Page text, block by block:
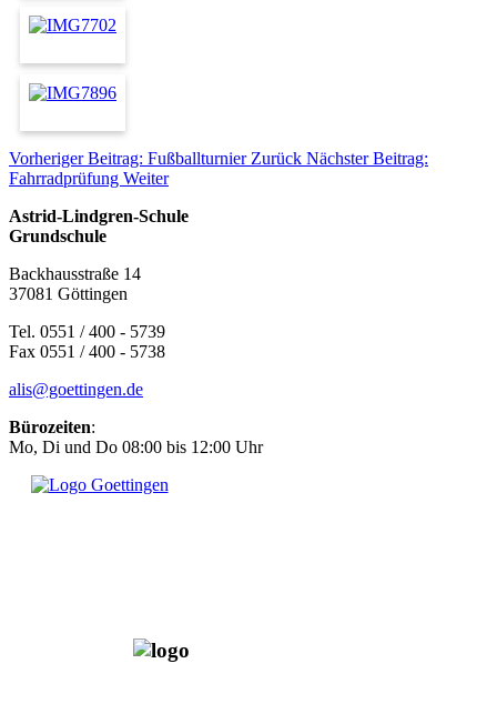
Vorheriger Beitrag: Fußballturnier Zurück Nächster Beitrag:
Fahrradprüfung Weiter
Astrid-Lindgren-Schule
Grundschule
Backhausstraße 14
37081 Göttingen
Tel. 0551 / 400 - 5739
Fax 0551 / 400 - 5738
alis@goettingen.de
Bürozeiten:
Mo, Di und Do 08:00 bis 12:00 Uhr